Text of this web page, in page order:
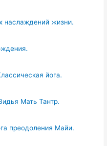
наслаждений жизни.
йога.
Мать Тантр.
преодоления Майи.